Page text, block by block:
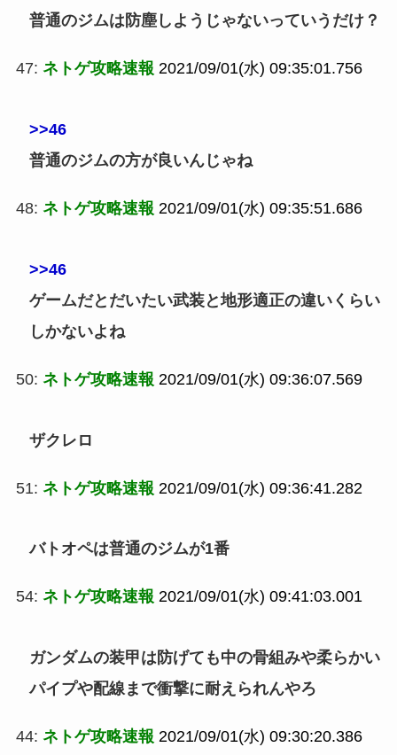
普通のジムは防塵しようじゃないっていうだけ？
47: ネトゲ攻略速報 2021/09/01(水) 09:35:01.756
>>46
普通のジムの方が良いんじゃね
48: ネトゲ攻略速報 2021/09/01(水) 09:35:51.686
>>46
ゲームだとだいたい武装と地形適正の違いくらい
しかないよね
50: ネトゲ攻略速報 2021/09/01(水) 09:36:07.569
ザクレロ
51: ネトゲ攻略速報 2021/09/01(水) 09:36:41.282
バトオペは普通のジムが1番
54: ネトゲ攻略速報 2021/09/01(水) 09:41:03.001
ガンダムの装甲は防げても中の骨組みや柔らかい
パイプや配線まで衝撃に耐えられんやろ
44: ネトゲ攻略速報 2021/09/01(水) 09:30:20.386